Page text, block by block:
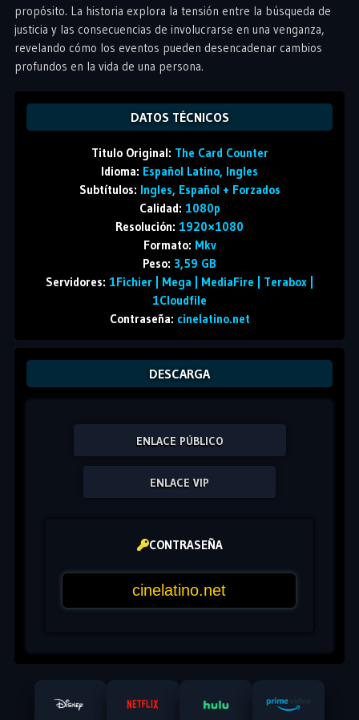
propósito. La historia explora la tensión entre la búsqueda de
justicia y las consecuencias de involucrarse en una venganza,
revelando cómo los eventos pueden desencadenar cambios
profundos en la vida de una persona.
DATOS TÉCNICOS
Titulo Original: The Card Counter
Idioma: Español Latino, Ingles
Subtítulos: Ingles, Español + Forzados
Calidad: 1080p
Resolución: 1920×1080
Formato: Mkv
Peso: 3,59 GB
Servidores: 1Fichier | Mega | MediaFire | Terabox |
1Cloudfile
Contraseña: cinelatino.net
DESCARGA
ENLACE PÚBLICO
ENLACE VIP
CONTRASEÑA